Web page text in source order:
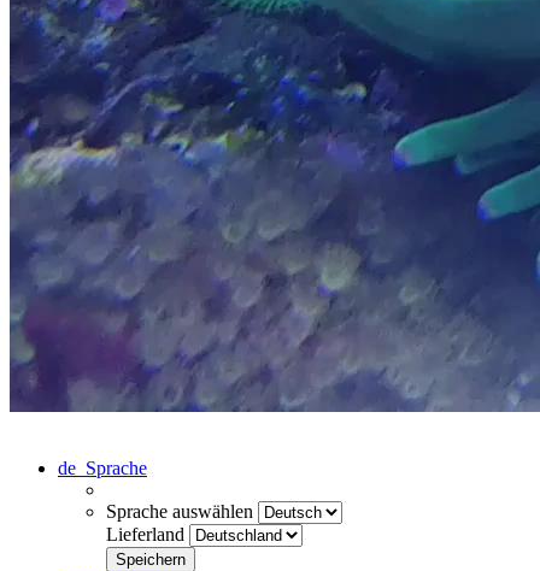
de Sprache
Sprache auswählen
Lieferland